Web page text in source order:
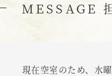
MESSAGE
現在空室のため、水